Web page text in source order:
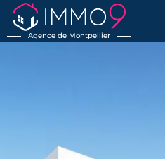
Agence de Montpellier